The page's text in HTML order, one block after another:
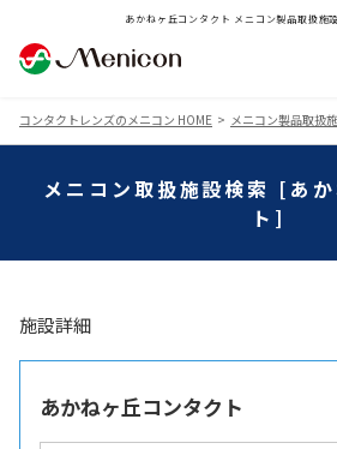
あかねヶ丘コンタクト メニコン製品取扱施
コンタクトレンズのメニコン HOME メニコン製品取扱
メニコン取扱施設検索 [あ
ト]
施設詳細
あかねヶ丘コンタクト